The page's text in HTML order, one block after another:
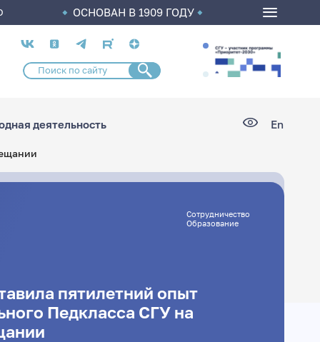
ОСНОВАН В 1909 ГОДУ
Социальные
сети
деятельность En
Сотрудничество
Образование
пятилетний опыт
Педкласса СГУ на